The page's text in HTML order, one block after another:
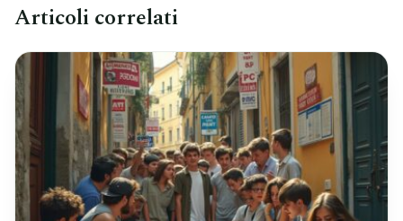
Articoli correlati